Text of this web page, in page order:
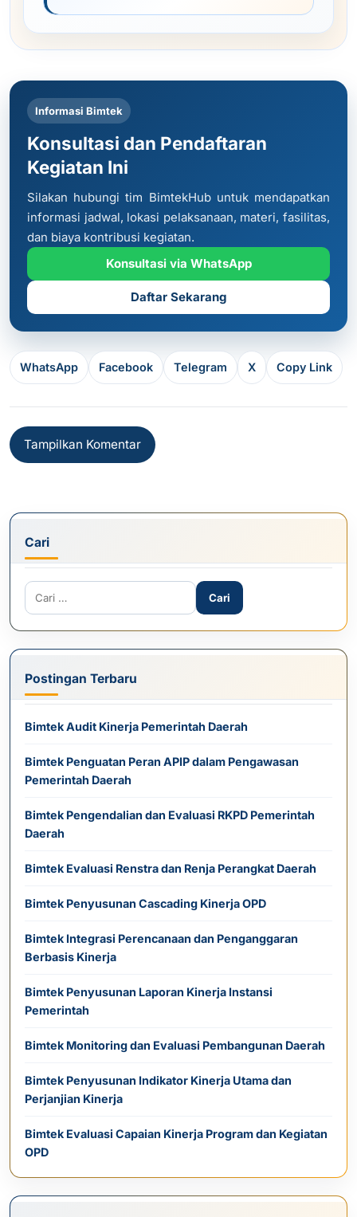
Informasi Bimtek
Konsultasi dan Pendaftaran
Kegiatan Ini
Silakan hubungi tim BimtekHub untuk mendapatkan
informasi jadwal, lokasi pelaksanaan, materi, fasilitas,
dan biaya kontribusi kegiatan.
Konsultasi via WhatsApp
Daftar Sekarang
WhatsApp Facebook Telegram X Copy Link
Tampilkan Komentar
Cari
Cari untuk:
Postingan Terbaru
Bimtek Audit Kinerja Pemerintah Daerah
Bimtek Penguatan Peran APIP dalam Pengawasan
Pemerintah Daerah
Bimtek Pengendalian dan Evaluasi RKPD Pemerintah
Daerah
Bimtek Evaluasi Renstra dan Renja Perangkat Daerah
Bimtek Penyusunan Cascading Kinerja OPD
Bimtek Integrasi Perencanaan dan Penganggaran
Berbasis Kinerja
Bimtek Penyusunan Laporan Kinerja Instansi
Pemerintah
Bimtek Monitoring dan Evaluasi Pembangunan Daerah
Bimtek Penyusunan Indikator Kinerja Utama dan
Perjanjian Kinerja
Bimtek Evaluasi Capaian Kinerja Program dan Kegiatan
OPD